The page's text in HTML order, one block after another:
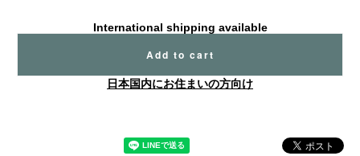
International shipping available
Add to cart
日本国内にお住まいの方向け